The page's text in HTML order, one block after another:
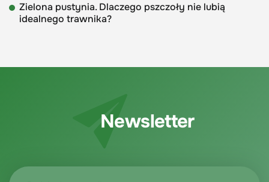
Zielona pustynia. Dlaczego pszczoły nie lubią
idealnego trawnika?
Newsletter